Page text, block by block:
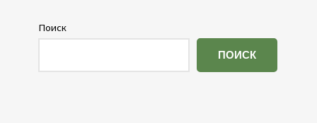
Поиск
ПОИСК